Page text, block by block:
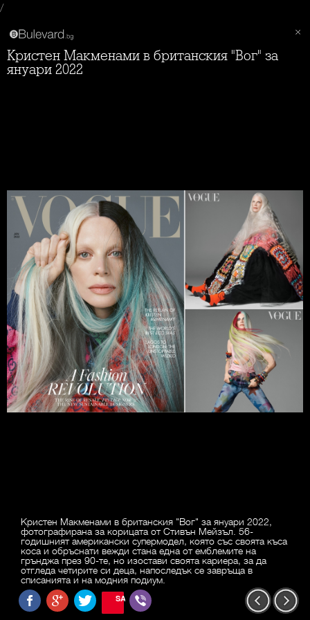
/
Кристен Макменами в британския "Вог" за
януари 2022
Кристен Макменами в британския "Вог" за януари 2022,
фотографирана за корицата от Стивън Мейзъл. 56-
годишният американски супермодел, която със своята къса
коса и обръснати вежди стана една от емблемите на
грънджа през 90-те, но изостави своята кариера, за да
отгледа четирите си деца, напоследък се завръща в
списанията и на модния подиум.
SAVE